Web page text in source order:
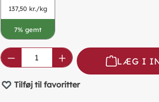
137,50 kr./kg
7% gemt
Product Quantity: Enter
LÆG I
Tilføj til favoritter